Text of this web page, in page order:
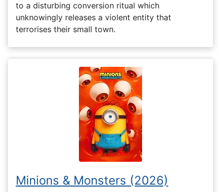
to a disturbing conversion ritual which
unknowingly releases a violent entity that
terrorises their small town.
Minions & Monsters (2026)